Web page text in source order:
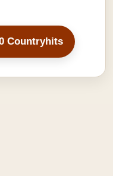
Countryhits